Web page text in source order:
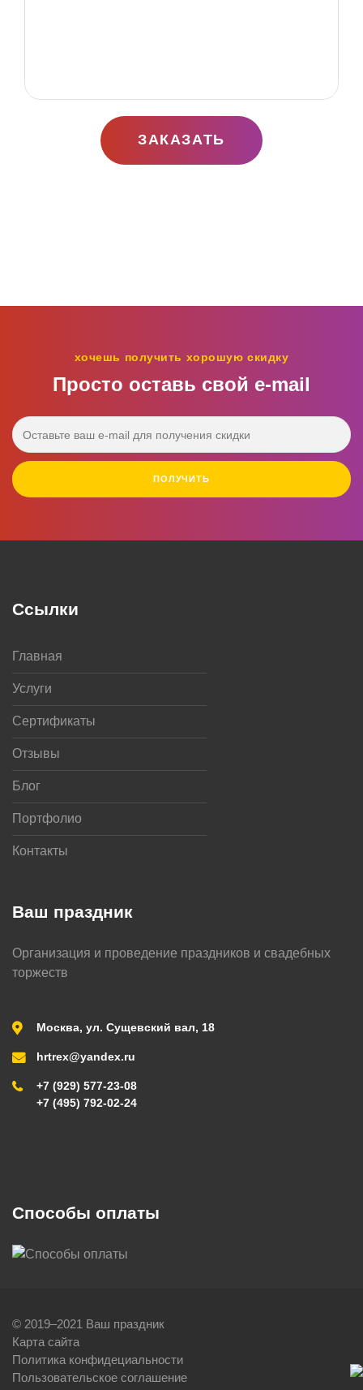
ЗАКАЗАТЬ
хочешь получить хорошую скидку
Просто оставь свой e‑mail
ПОЛУЧИТЬ
Ваш праздник
Организация и проведение праздников и свадебных
торжеств
Москва, ул. Сущевский вал, 18
hrtrex@yandex.ru
+7 (929) 577-23-08
+7 (495) 792-02-24
Ссылки
Главная
Услуги
Сертификаты
Отзывы
Блог
Портфолио
Контакты
Способы оплаты
© 2019–2021 Ваш праздник
Карта сайта
Политика конфидециальности
Пользовательское соглашение